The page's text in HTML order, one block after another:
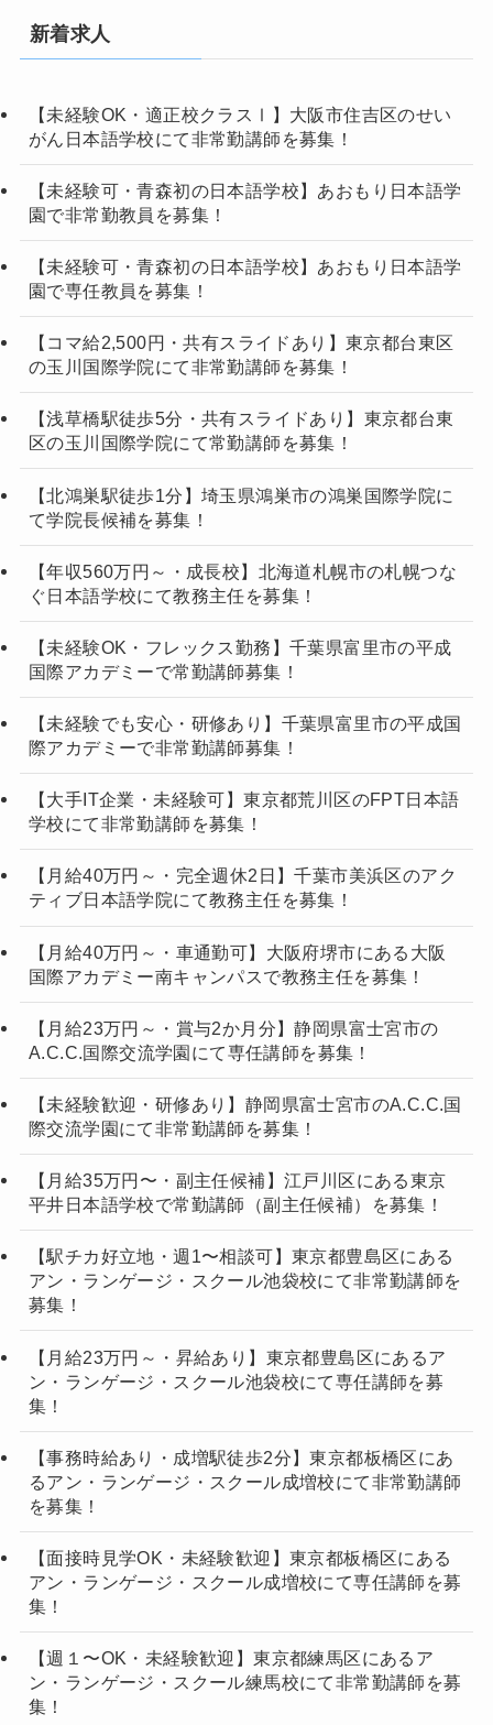
新着求人
【未経験OK・適正校クラスⅠ】大阪市住吉区のせい
がん日本語学校にて非常勤講師を募集！
【未経験可・青森初の日本語学校】あおもり日本語学
園で非常勤教員を募集！
【未経験可・青森初の日本語学校】あおもり日本語学
園で専任教員を募集！
【コマ給2,500円・共有スライドあり】東京都台東区
の玉川国際学院にて非常勤講師を募集！
【浅草橋駅徒歩5分・共有スライドあり】東京都台東
区の玉川国際学院にて常勤講師を募集！
【北鴻巣駅徒歩1分】埼玉県鴻巣市の鴻巣国際学院に
て学院長候補を募集！
【年収560万円～・成長校】北海道札幌市の札幌つな
ぐ日本語学校にて教務主任を募集！
【未経験OK・フレックス勤務】千葉県富里市の平成
国際アカデミーで常勤講師募集！
【未経験でも安心・研修あり】千葉県富里市の平成国
際アカデミーで非常勤講師募集！
【大手IT企業・未経験可】東京都荒川区のFPT日本語
学校にて非常勤講師を募集！
【月給40万円～・完全週休2日】千葉市美浜区のアク
ティブ日本語学院にて教務主任を募集！
【月給40万円～・車通勤可】大阪府堺市にある大阪
国際アカデミー南キャンパスで教務主任を募集！
【月給23万円～・賞与2か月分】静岡県富士宮市の
A.C.C.国際交流学園にて専任講師を募集！
【未経験歓迎・研修あり】静岡県富士宮市のA.C.C.国
際交流学園にて非常勤講師を募集！
【月給35万円〜・副主任候補】江戸川区にある東京
平井日本語学校で常勤講師（副主任候補）を募集！
【駅チカ好立地・週1〜相談可】東京都豊島区にある
アン・ランゲージ・スクール池袋校にて非常勤講師を
募集！
【月給23万円～・昇給あり】東京都豊島区にあるア
ン・ランゲージ・スクール池袋校にて専任講師を募
集！
【事務時給あり・成増駅徒歩2分】東京都板橋区にあ
るアン・ランゲージ・スクール成増校にて非常勤講師
を募集！
【面接時見学OK・未経験歓迎】東京都板橋区にある
アン・ランゲージ・スクール成増校にて専任講師を募
集！
【週１〜OK・未経験歓迎】東京都練馬区にあるア
ン・ランゲージ・スクール練馬校にて非常勤講師を募
集！